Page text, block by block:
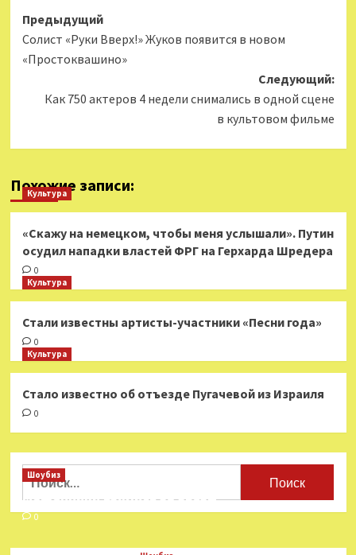
Навигация
записи
Предыдущий
Солист «Руки Вверх!» Жуков появится в новом
«Простоквашино»
Следующий:
Как 750 актеров 4 недели снимались в одной сцене
в культовом фильме
Похожие записи:
Культура
«Скажу на немецком, чтобы меня услышали». Путин
осудил нападки властей ФРГ на Герхарда Шредера
0
Культура
Стали известны артисты-участники «Песни года»
0
Культура
Стало известно об отъезде Пугачевой из Израиля
0
Найти:
Шоубиз
Мошенники взялись за звезд
0